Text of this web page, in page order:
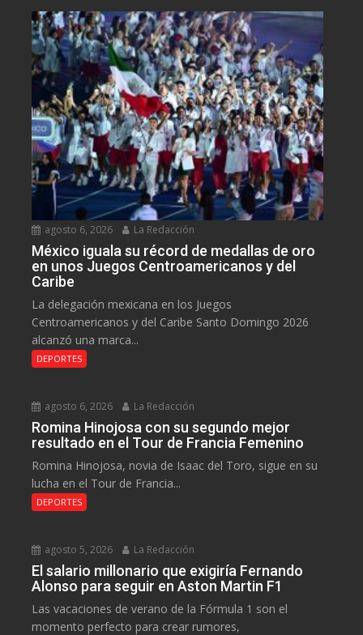
agosto 6, 2026 La Redacción
México iguala su récord de medallas de oro
en unos Juegos Centroamericanos y del
Caribe
La delegación mexicana en los Juegos
Centroamericanos y del Caribe Santo Domingo 2026
alcanzó una marca...
DEPORTES
agosto 6, 2026 La Redacción
Romina Hinojosa con su segundo mejor
resultado en el Tour de Francia Femenino
Romina Hinojosa, novia de Isaac del Toro, sigue en su
lucha en el Tour de Francia...
DEPORTES
agosto 5, 2026 La Redacción
El salario millonario que exigiría Fernando
Alonso para seguir en Aston Martin F1
Las vacaciones de verano de la Fórmula 1 son el
momento perfecto para crear rumores,